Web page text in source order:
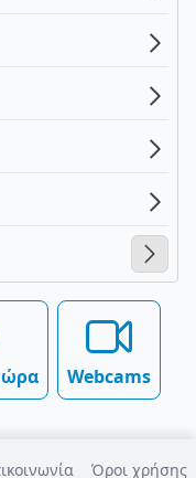
Webcams
Όροι χρήσης